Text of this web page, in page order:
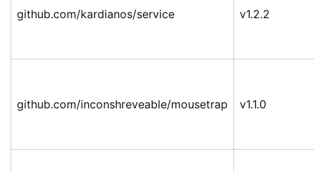
github.com/kardianos/service v1.2.2
github.com/inconshreveable/mousetrap v1.1.0